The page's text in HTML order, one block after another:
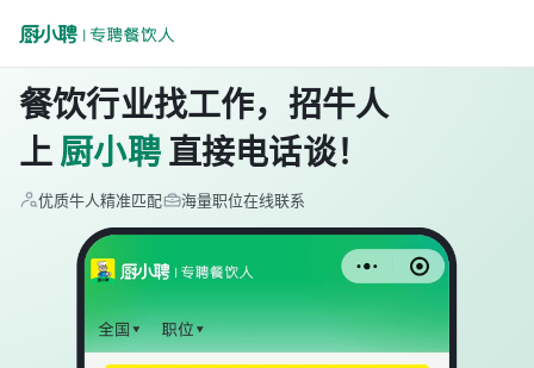
餐饮行业找工作，招牛人
上 厨小聘 直接电话谈！
优质牛人精准匹配 海量职位在线联系